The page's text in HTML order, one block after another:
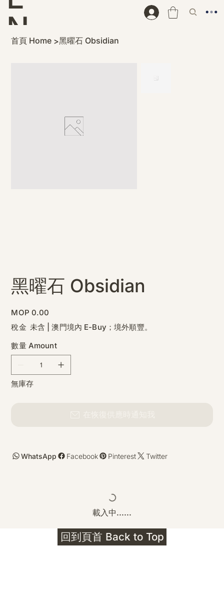
N
D
首頁 Home >黑曜石 Obsidian
黑曜石 Obsidian
價
格
MOP 0.00
稅金 未含
澳門境內 E-Buy；境外順豐。
數量 Amount
無庫存
Facebook
WhatsApp Twitter
Pinterest
載入中......
回到頁首 Back to Top